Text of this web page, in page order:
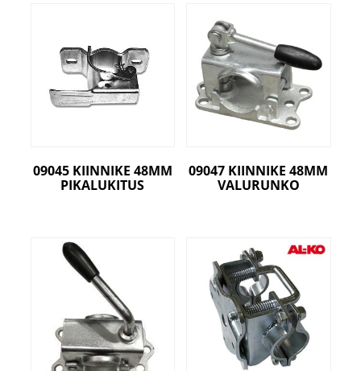
09045 KIINNIKE 48MM
PIKALUKITUS
09047 KIINNIKE 48MM
VALURUNKO